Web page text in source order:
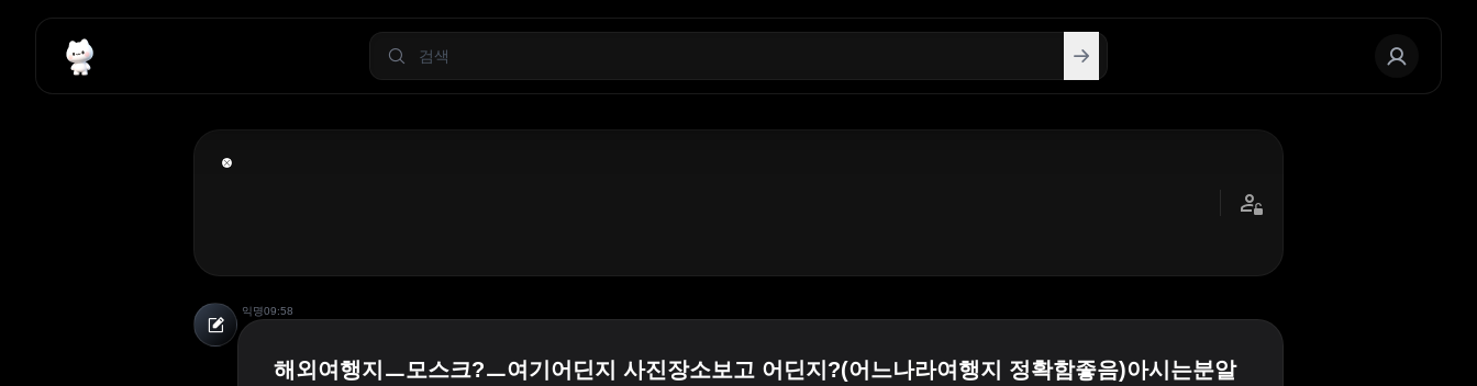
익명09:58
해외여행지ㅡ모스크?ㅡ여기어딘지 사진장소보고 어딘지?(어느나라여행지 정확함좋음)아시는분알